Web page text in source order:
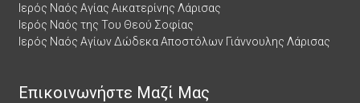
Ιερός Ναός Αγίας Αικατερίνης Λάρισας
Ιερός Ναός της Του Θεού Σοφίας
Ιερός Ναός Αγίων Δώδεκα Αποστόλων Γιάννουλης Λάρισας
Επικοινωνήστε Μαζί Μας